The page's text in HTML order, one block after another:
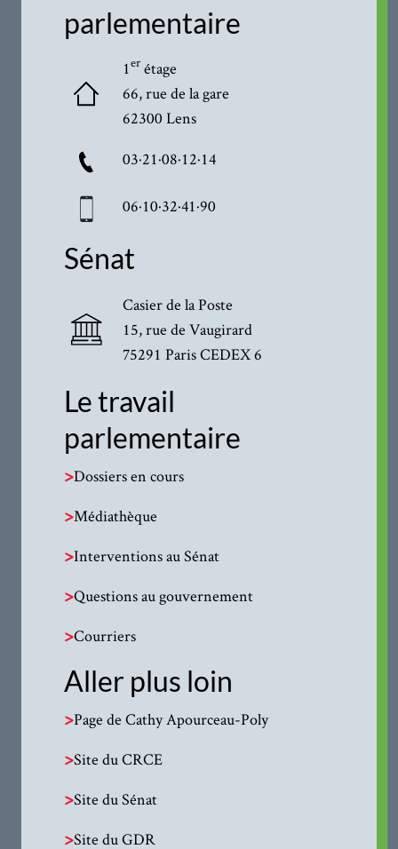
parlementaire
1erétage
66, rue de la gare
62300 Lens
03·21·08·12·14
06·10·32·41·90
Sénat
Casier de la Poste
15, rue de Vaugirard
75291 Paris CEDEX 6
Le travail
parlementaire
>Dossiers en cours
>Médiathèque
>Interventions au Sénat
>Questions au gouvernement
>Courriers
Aller plus loin
>Page de Cathy Apourceau-Poly
>Site du CRCE
>Site du Sénat
>Site du GDR